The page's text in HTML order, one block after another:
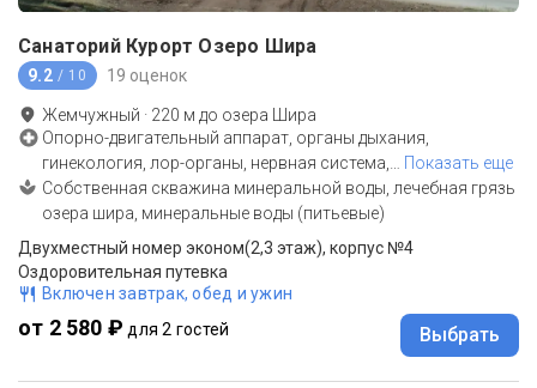
Санаторий Курорт Озеро Шира
9.2 / 10 19 оценок
Жемчужный · 220 м до озера Шира
Опорно-двигательный аппарат, органы дыхания,
гинекология, лор-органы, нервная система,
Показать еще
Собственная скважина минеральной воды, лечебная грязь
озера шира, минеральные воды (питьевые)
Двухместный номер эконом(2,3 этаж), корпус №4
Оздоровительная путевка
Включен завтрак, обед и ужин
от 2 580 ₽ для 2 гостей Выбрать